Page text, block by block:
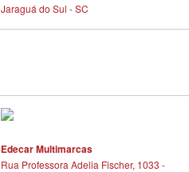
Jaraguá do Sul - SC
Edecar Multimarcas
Rua Professora Adelia Fischer, 1033 -